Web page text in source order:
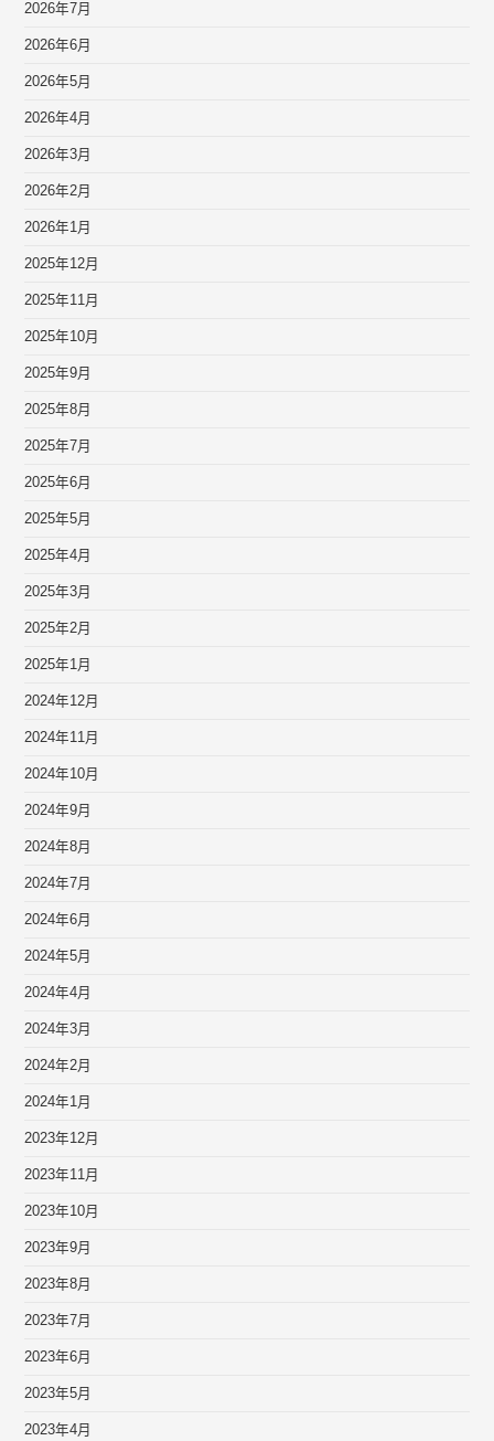
2026年7月
2026年6月
2026年5月
2026年4月
2026年3月
2026年2月
2026年1月
2025年12月
2025年11月
2025年10月
2025年9月
2025年8月
2025年7月
2025年6月
2025年5月
2025年4月
2025年3月
2025年2月
2025年1月
2024年12月
2024年11月
2024年10月
2024年9月
2024年8月
2024年7月
2024年6月
2024年5月
2024年4月
2024年3月
2024年2月
2024年1月
2023年12月
2023年11月
2023年10月
2023年9月
2023年8月
2023年7月
2023年6月
2023年5月
2023年4月